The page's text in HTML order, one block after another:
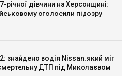
річної дівчини на Херсонщині:
оголосили підозру
знайдено водія Nissan, який міг
ДТП під Миколаєвом